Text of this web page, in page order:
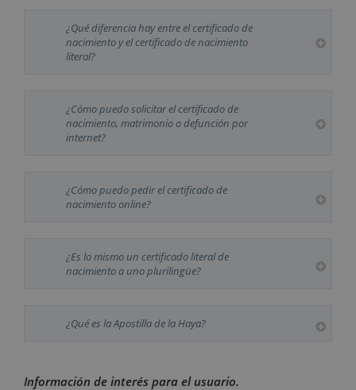
¿Qué diferencia hay entre el certificado de
nacimiento y el certificado de nacimiento
literal?
¿Cómo puedo solicitar el certificado de
nacimiento, matrimonio o defunción por
internet?
¿Cómo puedo pedir el certificado de
nacimiento online?
¿Es lo mismo un certificado literal de
nacimiento a uno plurilingüe?
¿Qué es la Apostilla de la Haya?
Información de interés para el usuario.